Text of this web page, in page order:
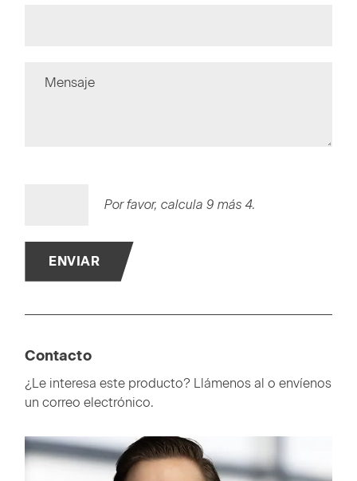
Mensaje
Por favor, calcula 9 más 4.
ENVIAR
Contacto
¿Le interesa este producto? Llámenos al o envíenos
un correo electrónico.